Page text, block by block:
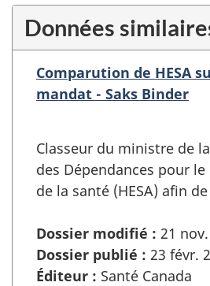
Données
Comparution de HESA
mandat - Saks Binder
Classeur du ministre de
des Dépendances pour
de la santé (HESA) afin
Dossier modifié : 21
Dossier publié : 23 févr.
Éditeur : Santé Canada